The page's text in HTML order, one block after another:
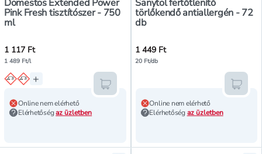
Pink Fresh tisztítószer - 750
ml
1 117 Ft
1 489 Ft/l
Online nem elérhető
Elérhetőségaz üzletben
+
Kosárba teszem
törlőkendő antiallergén - 72
db
1 449 Ft
20 Ft/db
Online nem elérhető
Elérhetőség az üzletben